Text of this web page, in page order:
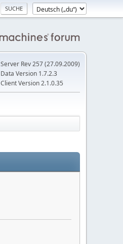
Server Rev 257 (27.09.2009)
Data Version 1.7.2.3
Client Version 2.1.0.35